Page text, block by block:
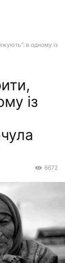
в одному із
із
6672